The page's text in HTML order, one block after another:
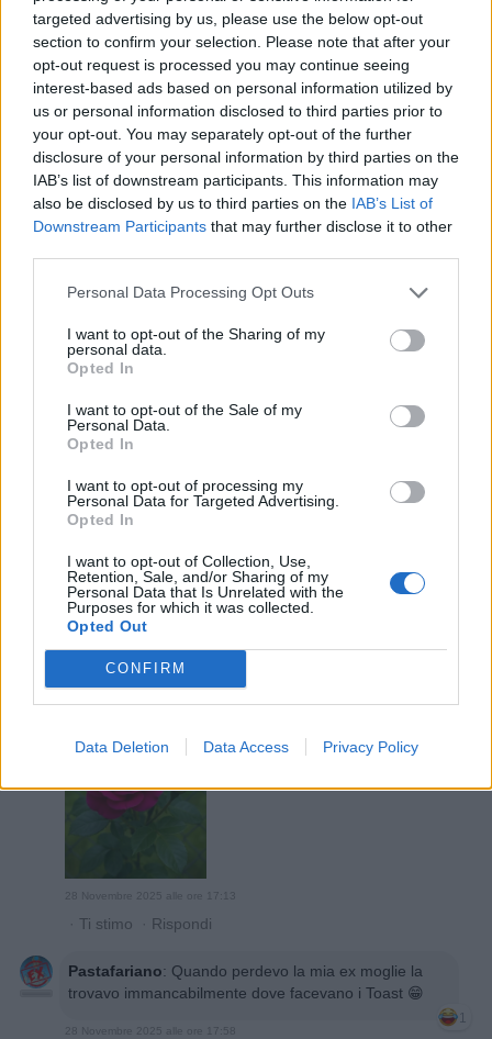
targeted advertising by us, please use the below opt-out
section to confirm your selection. Please note that after your
opt-out request is processed you may continue seeing
interest-based ads based on personal information utilized by
us or personal information disclosed to third parties prior to
your opt-out. You may separately opt-out of the further
disclosure of your personal information by third parties on the
IAB’s list of downstream participants. This information may
also be disclosed by us to third parties on the IAB’s List of
Downstream Participants that may further disclose it to other
Personal Data Processing Opt Outs
I want to opt-out of the Sharing of my
personal data.
Opted In
I want to opt-out of the Sale of my
Personal Data.
Opted In
I want to opt-out of processing my
Personal Data for Targeted Advertising.
Opted In
I want to opt-out of Collection, Use,
Retention, Sale, and/or Sharing of my
Personal Data that Is Unrelated with the
Purposes for which it was collected.
Opted Out
CONFIRM
Data Deletion Data Access Privacy Policy
28 Novembre 2025 alle ore 14:36
·Ti stimo·Rispondi
Ilditonellapiada:Stavano saltando su un albero
motore di un auto in esposizione🤣
28 Novembre 2025 alle ore 14:38
·Ti stimo·Rispondi
PAOLA63:
28 Novembre 2025 alle ore 14:51
Rema: Non ci siamo persi ma nascosti apposta!😁
28 Novembre 2025 alle ore 15:32
·Ti stimo·Rispondi
nonnocucaracha
28 Novembre 2025 alle ore 17:13
· Ti stimo · Rispondi
Pastafariano: Quando perdevo la mia ex moglie la
trovavo immancabilmente dove facevano i Toast 😁
1
28 Novembre 2025 alle ore 17:58